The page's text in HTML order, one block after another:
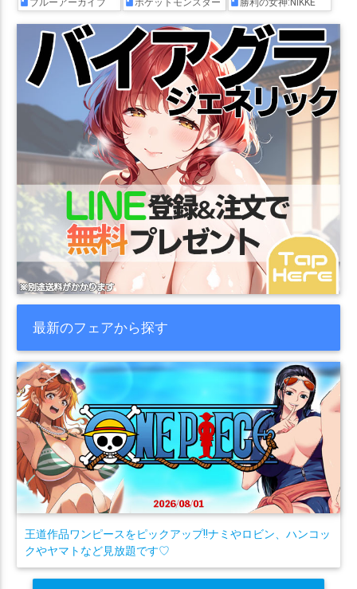
最新のフェアから探す
王道作品ワンピースをピックアップ!!ナミやロビン、ハンコッ
クやヤマトなど見放題です♡